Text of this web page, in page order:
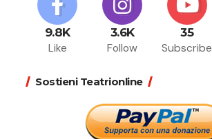
9.8K
Like
3.6K
Follow
35
Subscribe
Sostieni Teatrionline